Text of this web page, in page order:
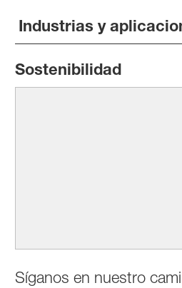
Industrias y
Sostenibilidad
Síganos en nuestro